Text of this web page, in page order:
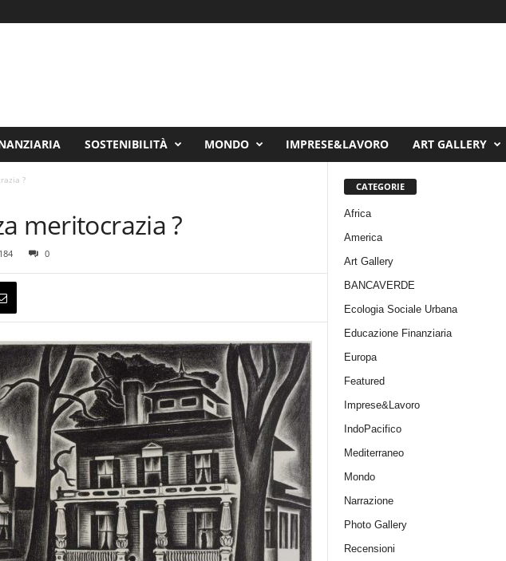
SOSTENIBILITÀ MONDO IMPRESE&LAVORO ART GALLERY
?
meritocrazia ?
0
CATEGORIE
Africa
America
Art Gallery
BANCAVERDE
Ecologia Sociale Urbana
Educazione Finanziaria
Europa
Featured
Imprese&Lavoro
IndoPacifico
Mediterraneo
Mondo
Narrazione
Photo Gallery
Recensioni